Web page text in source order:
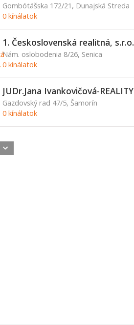
Gombótášska 172/21, Dunajská Streda
0 kínálatok
1. Československá realitná, s.r.o.
Nám. oslobodenia 8/26, Senica
0 kínálatok
JUDr.Jana Ivankovičová-REALITY
Gazdovský rad 47/5, Šamorín
0 kínálatok